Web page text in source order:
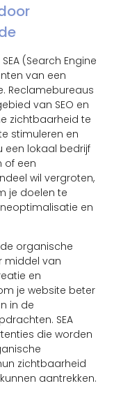
(Search Engine
van een
Reclamebureaus
van SEO en
zichtbaarheid te
stimuleren en
een lokaal bedrijf
of een
wil vergroten,
je doelen te
en
organische
middel van
en
je website beter
in de
SEA
die worden
zichtbaarheid
aantrekken.